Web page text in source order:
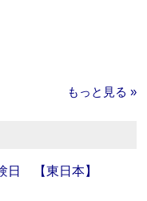
もっと見る »
日 【東日本】